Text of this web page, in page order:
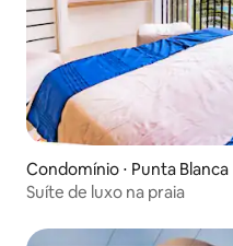
Condomínio ⋅ Punta Blanca
Suíte de luxo na praia